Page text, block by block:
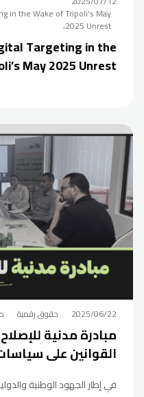
in the Wake of Tripoli’s May
2025 Unrest،
Targeting in the
May 2025 Unrest
2025/06/22 حقوق رقمية
مبادرة مدنية
القوانين على سياسات
في إطار الجهود الوطنية